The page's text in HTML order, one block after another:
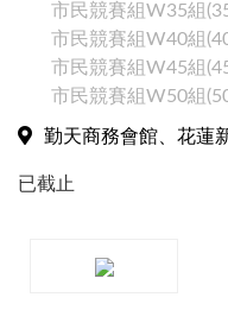
市民競賽組W35組
市民競賽組W40組
市民競賽組W45組
市民競賽組W50組
勤天商務會館、花蓮
已截止